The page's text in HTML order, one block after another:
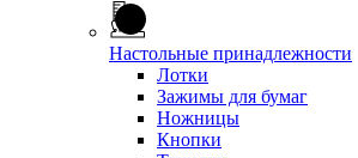
Настольные принадлежности
Лотки
Зажимы для бумаг
Ножницы
Кнопки